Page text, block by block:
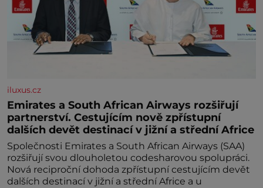
iluxus.cz
Emirates a South African Airways rozšiřují
partnerství. Cestujícím nově zpřístupní
dalších devět destinací v jižní a střední Africe
Společnosti Emirates a South African Airways (SAA)
rozšiřují svou dlouholetou codesharovou spolupráci.
Nová reciproční dohoda zpřístupní cestujícím devět
dalších destinací v jižní a střední Africe a u